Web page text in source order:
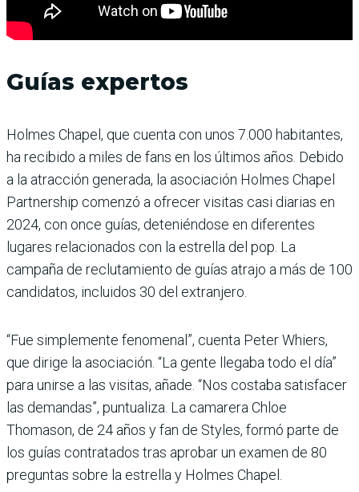
Guías expertos
Holmes Chapel, que cuenta con unos 7.000 habitantes,
ha recibido a miles de fans en los últimos años. Debido
a la atracción generada, la asociación Holmes Chapel
Partnership comenzó a ofrecer visitas casi diarias en
2024, con once guías, deteniéndose en diferentes
lugares relacionados con la estrella del pop. La
campaña de reclutamiento de guías atrajo a más de 100
candidatos, incluidos 30 del extranjero.
“Fue simplemente fenomenal”, cuenta Peter Whiers,
que dirige la asociación. “La gente llegaba todo el día”
para unirse a las visitas, añade. “Nos costaba satisfacer
las demandas”, puntualiza. La camarera Chloe
Thomason, de 24 años y fan de Styles, formó parte de
los guías contratados tras aprobar un examen de 80
preguntas sobre la estrella y Holmes Chapel.